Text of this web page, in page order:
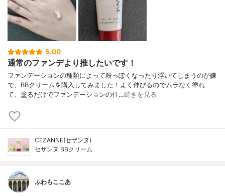
5.00
通常のファンデより推したいです！
ファンデーションの種類によって粉っぽくなったり浮いてしまうのが嫌
で、BBクリームを購入してみました！よく伸びるのでムラなく塗れ
て、塗るだけでファンデーションの仕…続きを見る
CEZANNE(セザンヌ)
セザンヌ BBクリーム
ふわもここあ